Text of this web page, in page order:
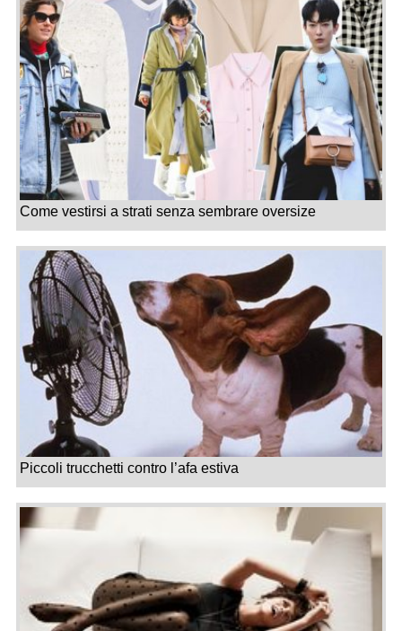
Come vestirsi a strati senza sembrare oversize
Piccoli trucchetti contro l’afa estiva